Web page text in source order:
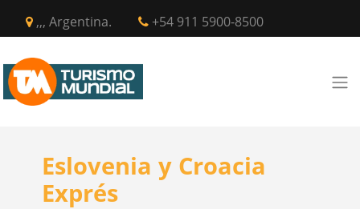
,,, Argentina. +54 911 5900-8500
Eslovenia y Croacia
Exprés